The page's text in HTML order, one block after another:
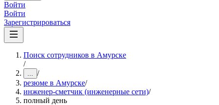
Войти
Войти
Зарегистрироваться
Поиск сотрудников в Амурске
/
... /
резюме в Амурске/
инженер-сметчик (инженерные сети)/
полный день